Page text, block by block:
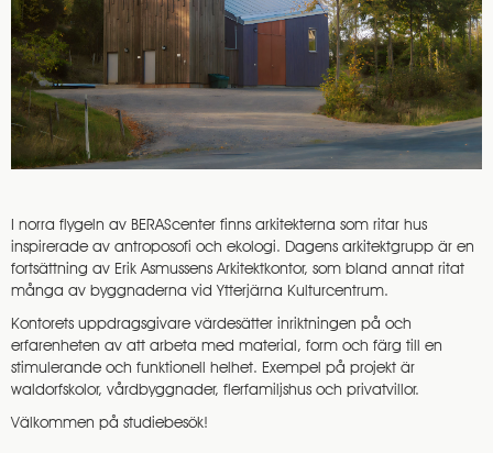
I norra flygeln av BERAScenter finns arkitekterna som ritar hus
inspirerade av antroposofi och ekologi. Dagens arkitektgrupp är en
fortsättning av Erik Asmussens Arkitektkontor, som bland annat ritat
många av byggnaderna vid Ytterjärna Kulturcentrum.
Kontorets uppdragsgivare värdesätter inriktningen på och
erfarenheten av att arbeta med material, form och färg till en
stimulerande och funktionell helhet. Exempel på projekt är
waldorfskolor, vårdbyggnader, flerfamiljshus och privatvillor.
Välkommen på studiebesök!